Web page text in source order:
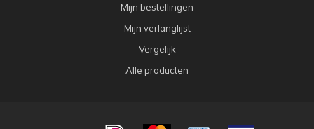
Mijn bestellingen
Mijn verlanglijst
Vergelijk
Alle producten